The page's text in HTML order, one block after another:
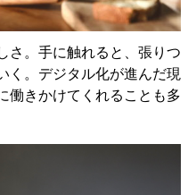
さ。手に触れると、張りつ
く。デジタル化が進んだ現
働きかけてくれることも多